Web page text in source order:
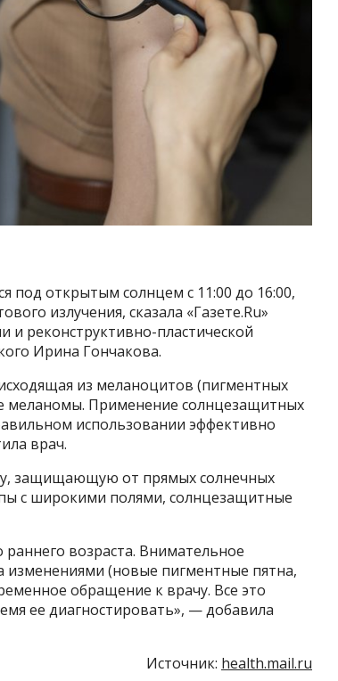
под открытым солнцем с 11:00 до 16:00,
излучения, сказала «Газете.Ru»
реконструктивно-пластической
Ирина Гончакова.
из меланоцитов (пигментных
меланомы. Применение солнцезащитных
использовании эффективно
врач.
защищающую от прямых солнечных
с широкими полями, солнцезащитные
возраста. Внимательное
изменениями (новые пигментные пятна,
обращение к врачу. Все это
ее диагностировать», — добавила
Источник: health.mail.ru